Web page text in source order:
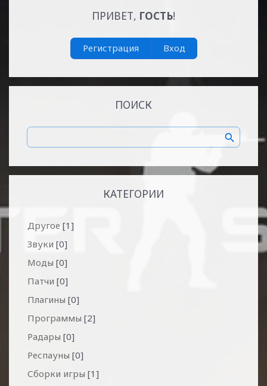
ПРИВЕТ, ГОСТЬ!
Регистрация Вход
ПОИСК
КАТЕГОРИИ
Другое [1]
Звуки [0]
Моды [0]
Патчи [0]
Плагины [0]
Программы [2]
Радары [0]
Респауны [0]
Сборки игры [1]